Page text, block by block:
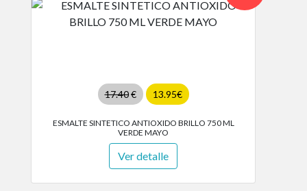
17.40€ 13.95€
ESMALTE SINTETICO ANTIOXIDO BRILLO 750 ML
VERDE MAYO
Ver detalle